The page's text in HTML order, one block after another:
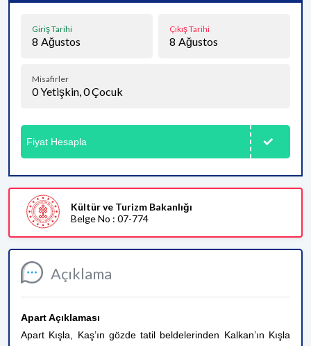
Açıklama
Apart Açıklaması
Apart Kışla, Kaş’ın gözde tatil beldelerinden Kalkan’ın Kışla
Giriş Tarihi
8 Ağustos
Çıkış Tarihi
8 Ağustos
Misafirler
0Yetişkin,0Çocuk
Fiyat Hesapla
Kültür ve Turizm Bakanlığı
Belge No : 07-774